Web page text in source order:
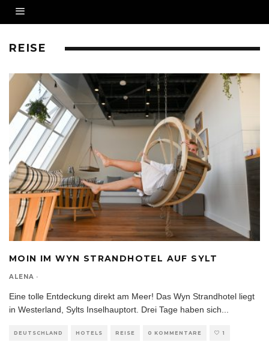
REISE
MOIN IM WYN STRANDHOTEL AUF SYLT
ALENA ·
Eine tolle Entdeckung direkt am Meer! Das Wyn Strandhotel liegt
in Westerland, Sylts Inselhauptort. Drei Tage haben sich
DEUTSCHLAND HOTELS REISE 0 KOMMENTARE 1